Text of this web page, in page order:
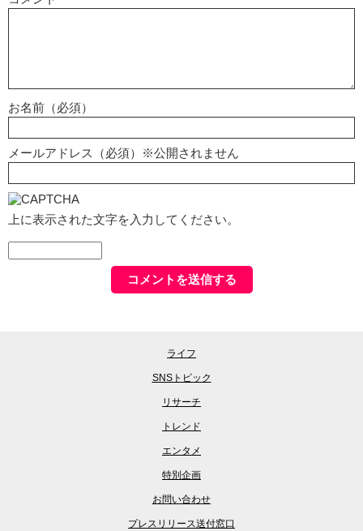
お名前（必須）
メールアドレス（必須）※公開されません
上に表示された文字を入力してください。
ライフ
SNSトピック
リサーチ
トレンド
エンタメ
特別企画
お問い合わせ
プレスリリース送付窓口